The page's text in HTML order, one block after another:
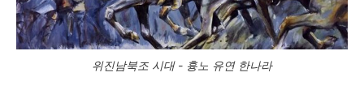
위진남북조 시대 - 흉노 유연 한나라